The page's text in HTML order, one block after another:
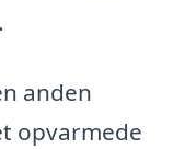
anden
opvarmede